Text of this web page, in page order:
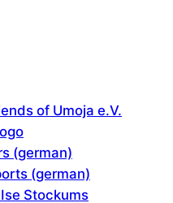
of Umoja e.V.
(german)
(german)
Stockums